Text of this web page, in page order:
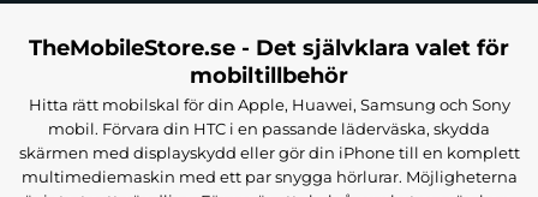
TheMobileStore.se - Det självklara valet för
mobiltillbehör
Hitta rätt mobilskal för din Apple, Huawei, Samsung och Sony
mobil. Förvara din HTC i en passande läderväska, skydda
skärmen med displayskydd eller gör din iPhone till en komplett
multimediemaskin med ett par snygga hörlurar. Möjligheterna